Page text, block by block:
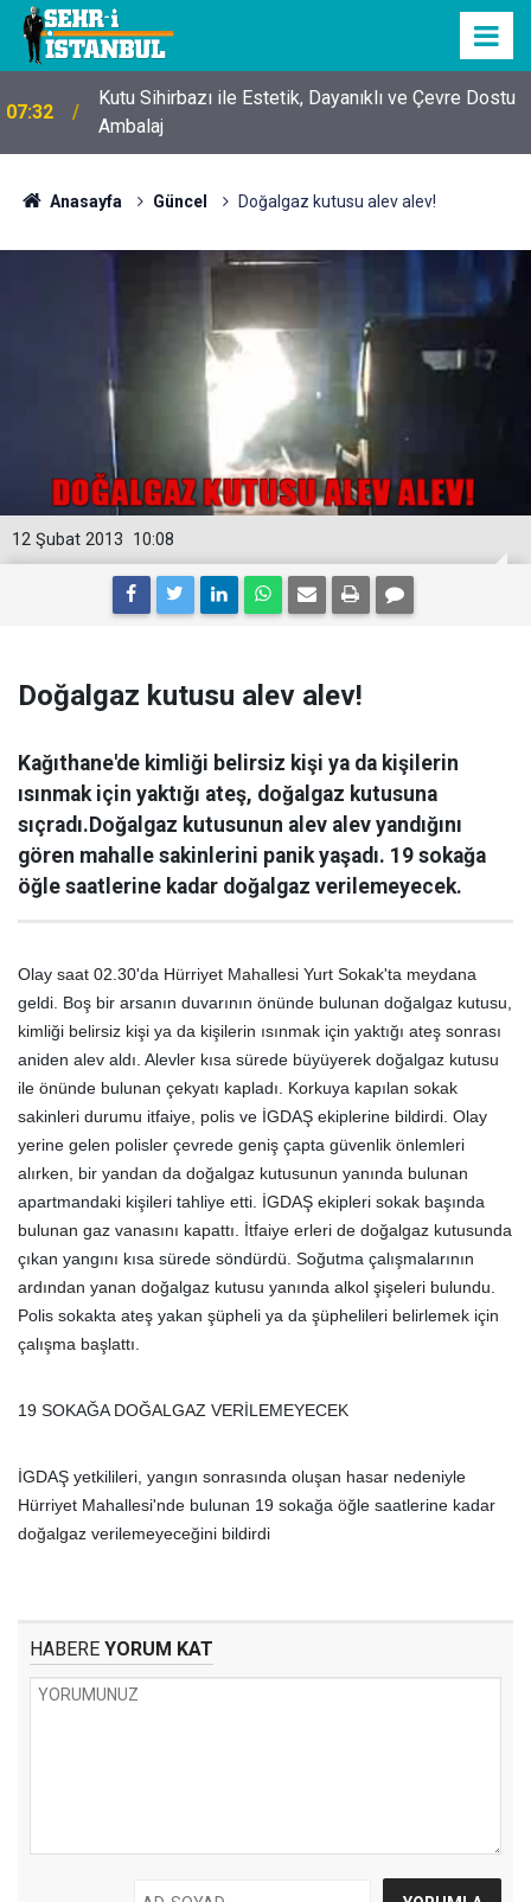
07:32
Kutu Sihirbazı ile Estetik, Dayanıklı ve Çevre Dostu
Ambalaj
Anasayfa Güncel Doğalgaz kutusu alev alev!
10:08
12 Şubat 2013
Doğalgaz kutusu alev alev!
Kağıthane'de kimliği belirsiz kişi ya da kişilerin
ısınmak için yaktığı ateş, doğalgaz kutusuna
sıçradı.Doğalgaz kutusunun alev alev yandığını
gören mahalle sakinlerini panik yaşadı. 19 sokağa
öğle saatlerine kadar doğalgaz verilemeyecek.
Olay saat 02.30'da Hürriyet Mahallesi Yurt Sokak'ta meydana
geldi. Boş bir arsanın duvarının önünde bulunan doğalgaz kutusu,
kimliği belirsiz kişi ya da kişilerin ısınmak için yaktığı ateş sonrası
aniden alev aldı. Alevler kısa sürede büyüyerek doğalgaz kutusu
ile önünde bulunan çekyatı kapladı. Korkuya kapılan sokak
sakinleri durumu itfaiye, polis ve İGDAŞ ekiplerine bildirdi. Olay
yerine gelen polisler çevrede geniş çapta güvenlik önlemleri
alırken, bir yandan da doğalgaz kutusunun yanında bulunan
apartmandaki kişileri tahliye etti. İGDAŞ ekipleri sokak başında
bulunan gaz vanasını kapattı. İtfaiye erleri de doğalgaz kutusunda
çıkan yangını kısa sürede söndürdü. Soğutma çalışmalarının
ardından yanan doğalgaz kutusu yanında alkol şişeleri bulundu.
Polis sokakta ateş yakan şüpheli ya da şüphelileri belirlemek için
çalışma başlattı.
19 SOKAĞA DOĞALGAZ VERİLEMEYECEK
İGDAŞ yetkilileri, yangın sonrasında oluşan hasar nedeniyle
Hürriyet Mahallesi'nde bulunan 19 sokağa öğle saatlerine kadar
doğalgaz verilemeyeceğini bildirdi
HABERE YORUM KAT